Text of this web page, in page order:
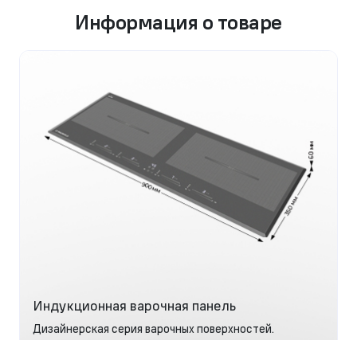
Информация о товаре
Индукционная варочная панель
Дизайнерская серия варочных поверхностей.